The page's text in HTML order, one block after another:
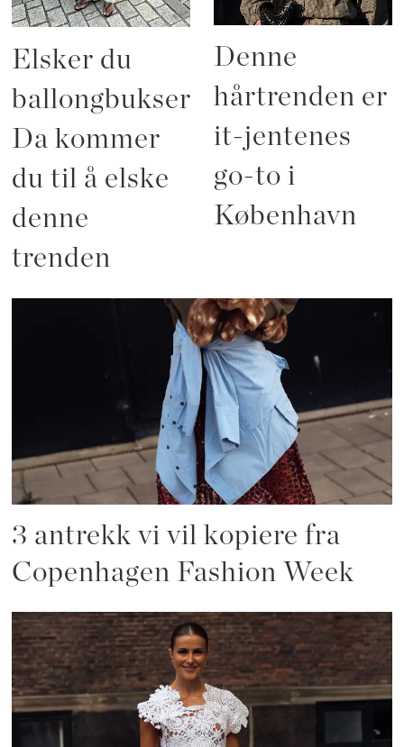
Elsker du
ballongbukser?
Da kommer
du til å elske
denne
trenden
Denne
hårtrenden er
it-jentenes
go-to i
København
3 antrekk vi vil kopiere fra
Copenhagen Fashion Week